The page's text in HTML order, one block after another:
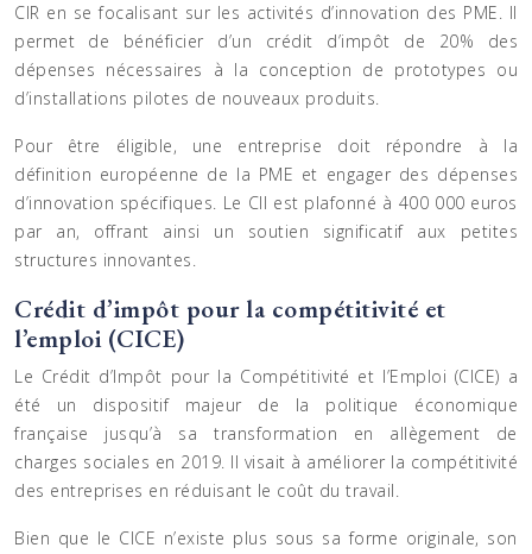
CIR en se focalisant sur les activités d’innovation des PME. Il
permet de bénéficier d’un crédit d’impôt de 20% des
dépenses nécessaires à la conception de prototypes ou
d’installations pilotes de nouveaux produits.
Pour être éligible, une entreprise doit répondre à la
définition européenne de la PME et engager des dépenses
d’innovation spécifiques. Le CII est plafonné à 400 000 euros
par an, offrant ainsi un soutien significatif aux petites
structures innovantes.
Crédit d’impôt pour la compétitivité et
l’emploi (CICE)
Le Crédit d’Impôt pour la Compétitivité et l’Emploi (CICE) a
été un dispositif majeur de la politique économique
française jusqu’à sa transformation en allègement de
charges sociales en 2019. Il visait à améliorer la compétitivité
des entreprises en réduisant le coût du travail.
Bien que le CICE n’existe plus sous sa forme originale, son